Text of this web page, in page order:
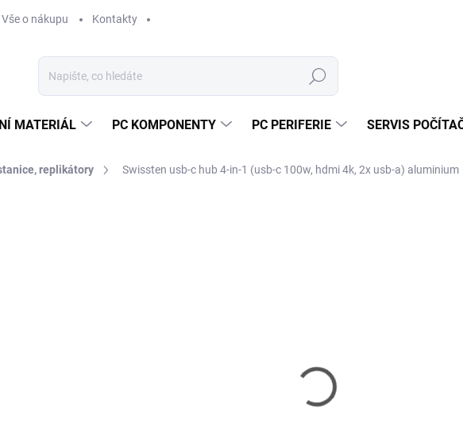
Vše o nákupu Kontakty
Hledat
MATERIÁL PC KOMPONENTY PC PERIFERIE SERVIS
replikátory Swissten usb-c hub 4-in-1 (usb-c 100w, hdmi 4k, 2x usb-a) aluminium
více porty Odolná a
SWISSTEN USB-C